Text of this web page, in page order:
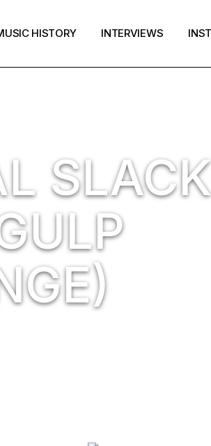
HISTORY INTERVIEWS